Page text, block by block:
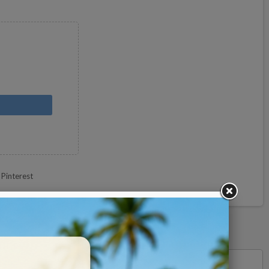
Pinterest